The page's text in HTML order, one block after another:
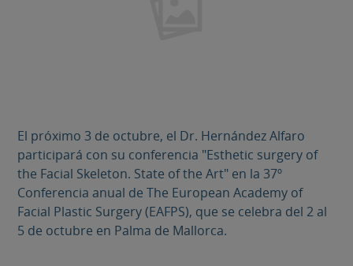
El próximo 3 de octubre, el Dr. Hernández Alfaro
participará con su conferencia "Esthetic surgery of
the Facial Skeleton. State of the Art" en la 37º
Conferencia anual de The European Academy of
Facial Plastic Surgery (EAFPS), que se celebra del 2 al
5 de octubre en Palma de Mallorca.